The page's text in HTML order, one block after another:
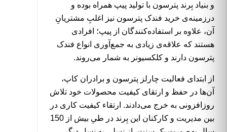
و بنیاد بِرند پترسون با تولید پیپ همراه بوده و
درزمینه‌ی خرید فندک پترسون نیز اغلبِ مشتریانِ
آن، علاوه بر استفاده‌کنندگان از پیپ؛ افرادی
هستند که علاقه‌ی زیادی به جمع‌آوری انواع فندک
پترسون دارند و کلکسیونر به شمار می‌روند.
از ابتدای فعالیت چارلز پترسون و برادران کاپ،
آن‌ها در حفظ و ارتقای کیفیت محصولات خود تلاش
روزافزونی به خرج می‌دادند. ارتقاء کیفیت کاری در
بین مدیریت و کارکنان این بِرند در طیِ بیش از 150